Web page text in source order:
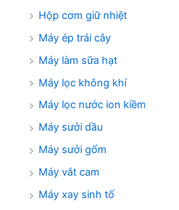
Hộp cơm giữ nhiệt
Máy ép trái cây
Máy làm sữa hạt
Máy lọc không khí
Máy lọc nước ion kiềm
Máy sưởi dầu
Máy sưởi gốm
Máy vắt cam
Máy xay sinh tố